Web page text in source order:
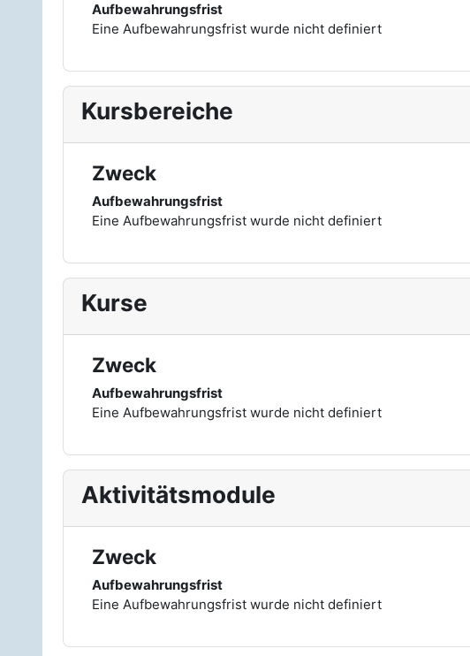
Aufbewahrungsfrist
Eine Aufbewahrungsfrist wurde nicht definiert
Kursbereiche
Zweck
Aufbewahrungsfrist
Eine Aufbewahrungsfrist wurde nicht definiert
Kurse
Zweck
Aufbewahrungsfrist
Eine Aufbewahrungsfrist wurde nicht definiert
Aktivitätsmodule
Zweck
Aufbewahrungsfrist
Eine Aufbewahrungsfrist wurde nicht definiert